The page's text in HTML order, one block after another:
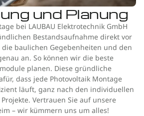
und Planung
bei LAUBAU Elektrotechnik GmbH
Bestandsaufnahme direkt vor
baulichen Gegebenheiten und den
an. So können wir die beste
planen. Diese gründliche
dass jede Photovoltaik Montage
läuft, ganz nach den individuellen
Vertrauen Sie auf unsere
– wir kümmern uns um alles!